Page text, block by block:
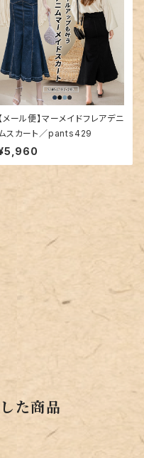
【メール便】マーメイドフレアデニ
スカート／pants429
た商品